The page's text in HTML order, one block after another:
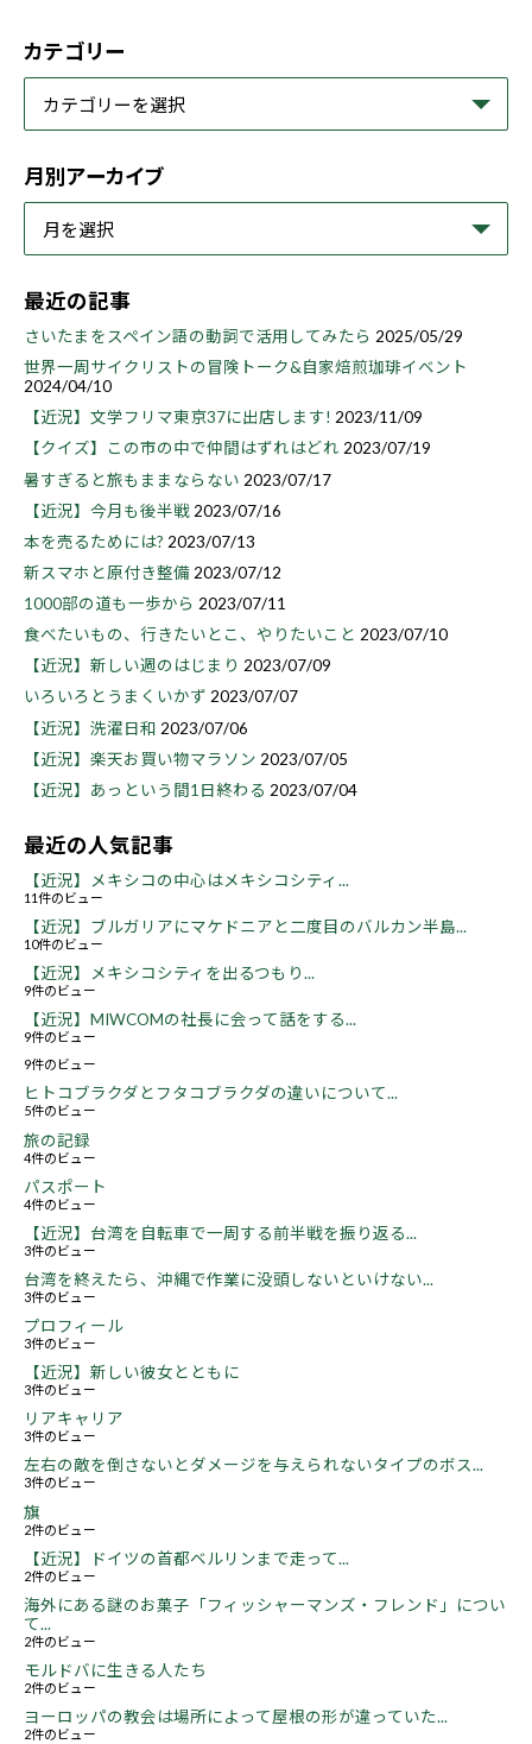
カテゴリー
月別アーカイブ
最近の記事
さいたまをスペイン語の動詞で活用してみたら 2025/05/29
世界一周サイクリストの冒険トーク&自家焙煎珈琲イベント
2024/04/10
【近況】文学フリマ東京37に出店します! 2023/11/09
【クイズ】この市の中で仲間はずれはどれ 2023/07/19
暑すぎると旅もままならない 2023/07/17
【近況】今月も後半戦 2023/07/16
本を売るためには? 2023/07/13
新スマホと原付き整備 2023/07/12
1000部の道も一歩から 2023/07/11
食べたいもの、行きたいとこ、やりたいこと 2023/07/10
【近況】新しい週のはじまり 2023/07/09
いろいろとうまくいかず 2023/07/07
【近況】洗濯日和 2023/07/06
【近況】楽天お買い物マラソン 2023/07/05
【近況】あっという間1日終わる 2023/07/04
最近の人気記事
【近況】メキシコの中心はメキシコシティ...
11件のビュー
【近況】ブルガリアにマケドニアと二度目のバルカン半島...
10件のビュー
【近況】メキシコシティを出るつもり...
9件のビュー
【近況】MIWCOMの社長に会って話をする...
9件のビュー
9件のビュー
ヒトコブラクダとフタコブラクダの違いについて...
5件のビュー
旅の記録
4件のビュー
パスポート
4件のビュー
【近況】台湾を自転車で一周する前半戦を振り返る...
3件のビュー
台湾を終えたら、沖縄で作業に没頭しないといけない...
3件のビュー
プロフィール
3件のビュー
【近況】新しい彼女とともに
3件のビュー
リアキャリア
3件のビュー
左右の敵を倒さないとダメージを与えられないタイプのボス...
3件のビュー
旗
2件のビュー
【近況】ドイツの首都ベルリンまで走って...
2件のビュー
海外にある謎のお菓子「フィッシャーマンズ・フレンド」につい
て...
2件のビュー
モルドバに生きる人たち
2件のビュー
ヨーロッパの教会は場所によって屋根の形が違っていた...
2件のビュー